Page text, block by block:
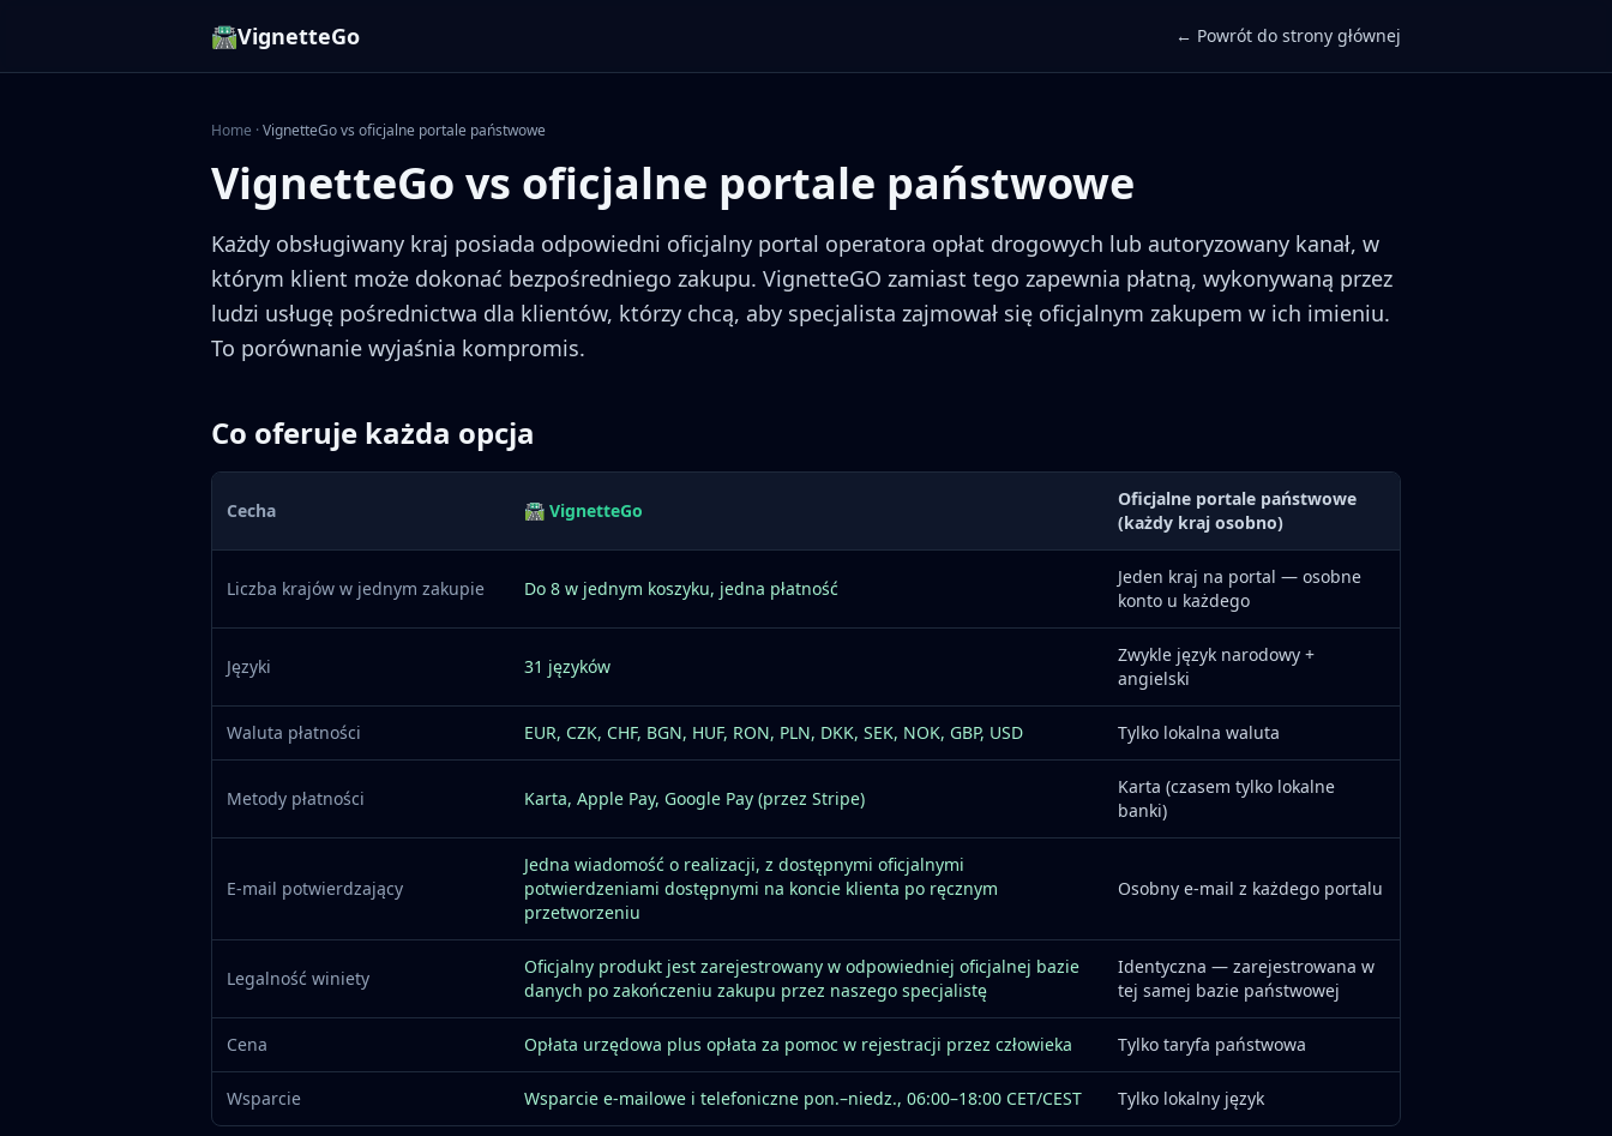
🛣️VignetteGo ← Powrót do strony głównej
Home ·VignetteGo vs oficjalne portale państwowe
VignetteGo vs oficjalne portale państwowe
Każdy obsługiwany kraj posiada odpowiedni oficjalny portal operatora opłat drogowych lub autoryzowany kanał, w
którym klient może dokonać bezpośredniego zakupu. VignetteGO zamiast tego zapewnia płatną, wykonywaną przez
ludzi usługę pośrednictwa dla klientów, którzy chcą, aby specjalista zajmował się oficjalnym zakupem w ich imieniu.
To porównanie wyjaśnia kompromis.
Co oferuje każda opcja
Cecha 🛣️ VignetteGo
Oficjalne portale państwowe
(każdy kraj osobno)
Liczba krajów w jednym zakupie Do 8 w jednym koszyku, jedna płatność
Jeden kraj na portal — osobne
konto u każdego
Języki 31 języków
Zwykle język narodowy +
angielski
Waluta płatności EUR, CZK, CHF, BGN, HUF, RON, PLN, DKK, SEK, NOK, GBP, USD Tylko lokalna waluta
Metody płatności Karta, Apple Pay, Google Pay (przez Stripe)
Karta (czasem tylko lokalne
banki)
E-mail potwierdzający
Jedna wiadomość o realizacji, z dostępnymi oficjalnymi
potwierdzeniami dostępnymi na koncie klienta po ręcznym
przetworzeniu
Osobny e-mail z każdego portalu
Legalność winiety
Oficjalny produkt jest zarejestrowany w odpowiedniej oficjalnej bazie
danych po zakończeniu zakupu przez naszego specjalistę
Identyczna — zarejestrowana w
tej samej bazie państwowej
Cena Opłata urzędowa plus opłata za pomoc w rejestracji przez człowieka Tylko taryfa państwowa
Wsparcie Wsparcie e-mailowe i telefoniczne pon.–niedz., 06:00–18:00 CET/CEST Tylko lokalny język